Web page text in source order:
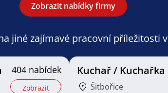
Zobrazit nabídky firmy
jiné zajímavé pracovní příležitosti
404 nabídek
Zobrazit
Kuchař / Kuchařka
Šitbořice